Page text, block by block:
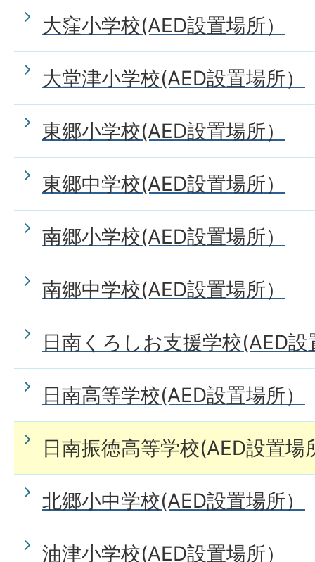
大窪小学校(AED設置場所）
大堂津小学校(AED設置場所）
東郷小学校(AED設置場所）
東郷中学校(AED設置場所）
南郷小学校(AED設置場所）
南郷中学校(AED設置場所）
日南くろしお支援学校(AED設
日南高等学校(AED設置場所）
日南振徳高等学校(AED設置場
北郷小中学校(AED設置場所）
油津小学校(AED設置場所）